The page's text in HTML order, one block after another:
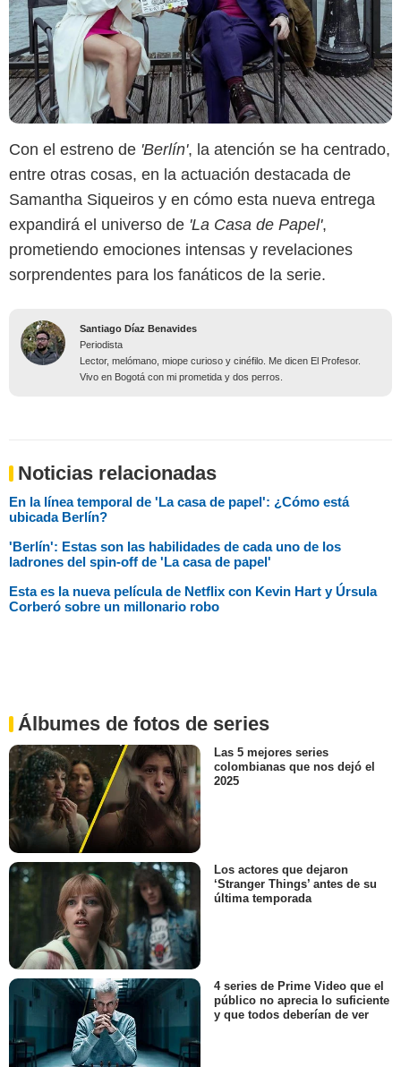
Con el estreno de 'Berlín', la atención se ha centrado,
entre otras cosas, en la actuación destacada de
Samantha Siqueiros y en cómo esta nueva entrega
expandirá el universo de 'La Casa de Papel',
prometiendo emociones intensas y revelaciones
sorprendentes para los fanáticos de la serie.
Santiago Díaz Benavides
Periodista
Lector, melómano, miope curioso y cinéfilo. Me dicen El Profesor.
Vivo en Bogotá con mi prometida y dos perros.
Noticias relacionadas
En la línea temporal de 'La casa de papel': ¿Cómo está
ubicada Berlín?
'Berlín': Estas son las habilidades de cada uno de los
ladrones del spin-off de 'La casa de papel'
Esta es la nueva película de Netflix con Kevin Hart y Úrsula
Corberó sobre un millonario robo
Álbumes de fotos de series
Las 5 mejores series
colombianas que nos dejó el
2025
Los actores que dejaron
‘Stranger Things’ antes de su
última temporada
4 series de Prime Video que el
público no aprecia lo suficiente
y que todos deberían de ver